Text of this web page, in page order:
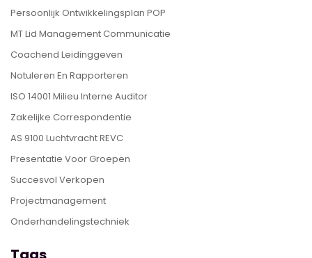
Persoonlijk Ontwikkelingsplan POP
MT Lid Management Communicatie
Coachend Leidinggeven
Notuleren En Rapporteren
ISO 14001 Milieu Interne Auditor
Zakelijke Correspondentie
AS 9100 Luchtvracht REVC
Presentatie Voor Groepen
Succesvol Verkopen
Projectmanagement
Onderhandelingstechniek